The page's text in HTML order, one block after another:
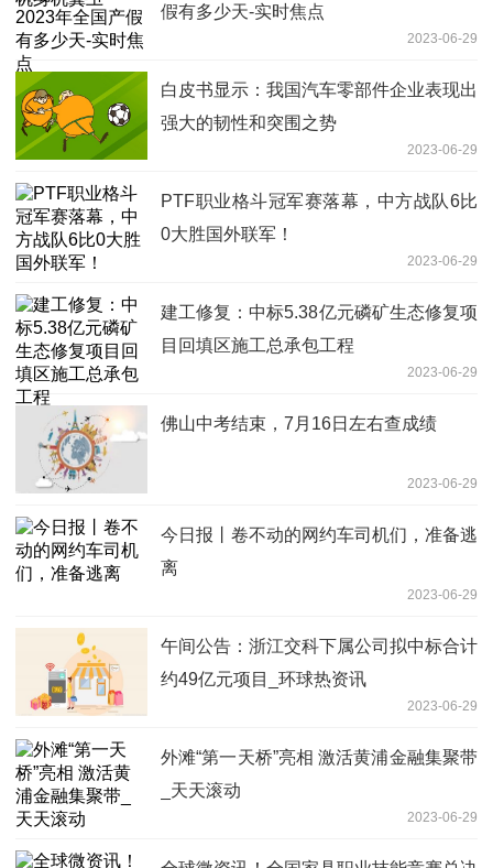
假有多少天-实时焦点
2023-06-29
白皮书显示：我国汽车零部件企业表现出
强大的韧性和突围之势
2023-06-29
PTF职业格斗冠军赛落幕，中方战队6比
0大胜国外联军！
2023-06-29
建工修复：中标5.38亿元磷矿生态修复项
目回填区施工总承包工程
2023-06-29
佛山中考结束，7月16日左右查成绩
2023-06-29
今日报丨卷不动的网约车司机们，准备逃
离
2023-06-29
午间公告：浙江交科下属公司拟中标合计
约49亿元项目_环球热资讯
2023-06-29
外滩“第一天桥”亮相 激活黄浦金融集聚带
_天天滚动
2023-06-29